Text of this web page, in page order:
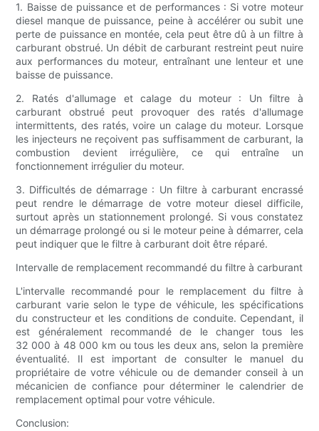
1. Baisse de puissance et de performances : Si votre moteur
diesel manque de puissance, peine à accélérer ou subit une
perte de puissance en montée, cela peut être dû à un filtre à
carburant obstrué. Un débit de carburant restreint peut nuire
aux performances du moteur, entraînant une lenteur et une
baisse de puissance.
2. Ratés d'allumage et calage du moteur : Un filtre à
carburant obstrué peut provoquer des ratés d'allumage
intermittents, des ratés, voire un calage du moteur. Lorsque
les injecteurs ne reçoivent pas suffisamment de carburant, la
combustion devient irrégulière, ce qui entraîne un
fonctionnement irrégulier du moteur.
3. Difficultés de démarrage : Un filtre à carburant encrassé
peut rendre le démarrage de votre moteur diesel difficile,
surtout après un stationnement prolongé. Si vous constatez
un démarrage prolongé ou si le moteur peine à démarrer, cela
peut indiquer que le filtre à carburant doit être réparé.
Intervalle de remplacement recommandé du filtre à carburant
L'intervalle recommandé pour le remplacement du filtre à
carburant varie selon le type de véhicule, les spécifications
du constructeur et les conditions de conduite. Cependant, il
est généralement recommandé de le changer tous les
32 000 à 48 000 km ou tous les deux ans, selon la première
éventualité. Il est important de consulter le manuel du
propriétaire de votre véhicule ou de demander conseil à un
mécanicien de confiance pour déterminer le calendrier de
remplacement optimal pour votre véhicule.
Conclusion: